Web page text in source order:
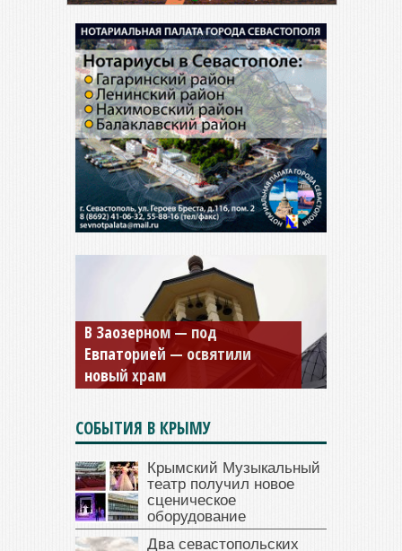
Мужской монастырь Косьмы
и Дамиана в Крыму вновь
открыт для посещения
СОБЫТИЯ В КРЫМУ
Крымский Музыкальный
театр получил новое
сценическое
оборудование
Два севастопольских